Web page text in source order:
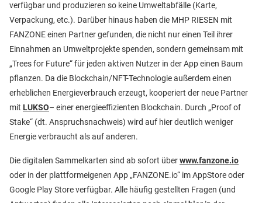
verfügbar und produzieren so keine Umweltabfälle (Karte,
Verpackung, etc.). Darüber hinaus haben die MHP RIESEN mit
FANZONE einen Partner gefunden, die nicht nur einen Teil ihrer
Einnahmen an Umweltprojekte spenden, sondern gemeinsam mit
„Trees for Future“ für jeden aktiven Nutzer in der App einen Baum
pflanzen. Da die Blockchain/NFT-Technologie außerdem einen
erheblichen Energieverbrauch erzeugt, kooperiert der neue Partner
mit LUKSO– einer energieeffizienten Blockchain. Durch „Proof of
Stake“ (dt. Anspruchsnachweis) wird auf hier deutlich weniger
Energie verbraucht als auf anderen.
Die digitalen Sammelkarten sind ab sofort überwww.fanzone.io
oder in der plattformeigenen App „FANZONE.io“ im AppStore oder
Google Play Store verfügbar. Alle häufig gestellten Fragen (und